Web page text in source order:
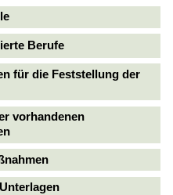
Berufe
für die Feststellung der
vorhandenen